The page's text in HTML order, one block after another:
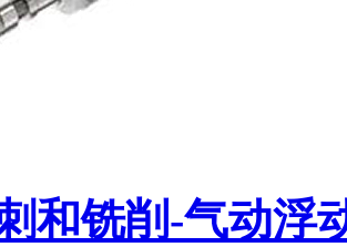
和铣削-气动浮